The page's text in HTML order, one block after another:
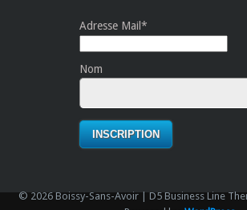
Adresse Mail*
Nom
© 2026 Boissy-Sans-Avoir | D5 Business Line